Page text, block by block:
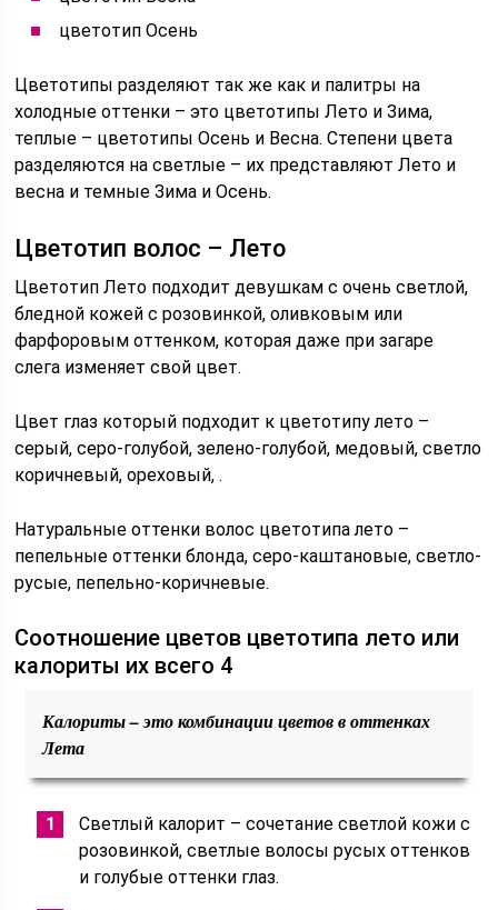
цветотип Осень
Цветотипы разделяют так же как и палитры на
холодные оттенки – это цветотипы Лето и Зима,
теплые – цветотипы Осень и Весна. Степени цвета
разделяются на светлые – их представляют Лето и
весна и темные Зима и Осень.
Цветотип волос – Лето
Цветотип Лето подходит девушкам с очень светлой,
бледной кожей с розовинкой, оливковым или
фарфоровым оттенком, которая даже при загаре
слега изменяет свой цвет.
Цвет глаз который подходит к цветотипу лето –
серый, серо-голубой, зелено-голубой, медовый, светло
коричневый, ореховый, .
Натуральные оттенки волос цветотипа лето –
пепельные оттенки блонда, серо-каштановые, светло-
русые, пепельно-коричневые.
Соотношение цветов цветотипа лето или
калориты их всего 4
Калориты – это комбинации цветов в оттенках
Лета
Светлый калорит – сочетание светлой кожи с
розовинкой, светлые волосы русых оттенков
и голубые оттенки глаз.